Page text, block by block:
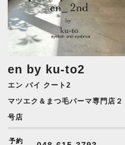
en by ku-to2
エン バイ クート2
マツエク＆まつ毛パーマ専門店２
号店
予約